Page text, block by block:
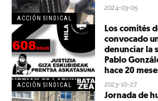
ACCIÓN SINDICAL
2024-03-05
ACCIÓN SINDICAL
Los comités
convocado
denunciar la
Pablo
hace 20
2023-10-27
Jornada de